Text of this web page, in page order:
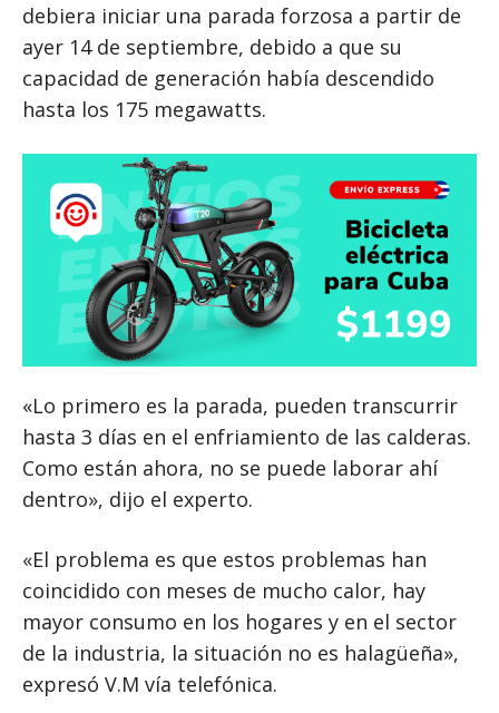
debiera iniciar una parada forzosa a partir de
ayer 14 de septiembre, debido a que su
capacidad de generación había descendido
hasta los 175 megawatts.
«Lo primero es la parada, pueden transcurrir
hasta 3 días en el enfriamiento de las calderas.
Como están ahora, no se puede laborar ahí
dentro», dijo el experto.
«El problema es que estos problemas han
coincidido con meses de mucho calor, hay
mayor consumo en los hogares y en el sector
de la industria, la situación no es halagüeña»,
expresó V.M vía telefónica.